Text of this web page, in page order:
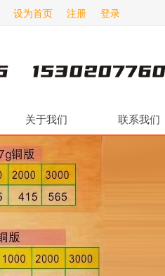
登录
注册
设为首页
关于我们 联系我们